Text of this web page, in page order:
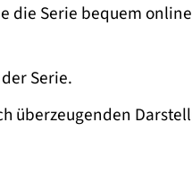
die Serie bequem
Serie.
überzeugenden